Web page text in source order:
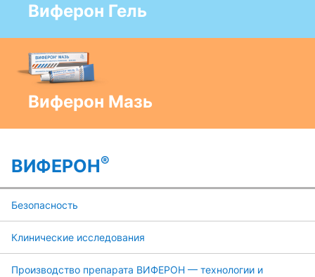
Виферон Гель
Виферон Мазь
ВИФЕРОН®
Безопасность
Клинические исследования
Производство препарата ВИФЕРОН — технологии и